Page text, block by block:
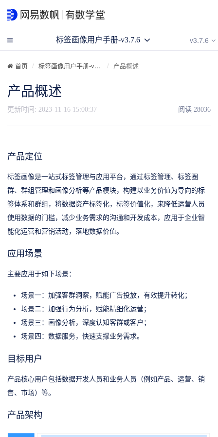
首页 标签画像用户手册-v3.7.6 产品概述
产品概述
更新时间: 2023-11-16 15:00:37 阅读 28036
产品定位
标签画像是一站式标签管理与应用平台，通过标签管理、标签圈
群、群组管理和画像分析等产品模块，构建以业务价值为导向的标
签体系和群组，将数据资产标签化，标签价值化，来降低运营人员
使用数据的门槛，减少业务需求的沟通和开发成本，应用于企业智
能化运营和营销活动，落地数据价值。
应用场景
主要应用于如下场景：
场景一：加强客群洞察，赋能广告投放，有效提升转化；
场景二：加强行为分析，赋能精细化运营；
场景三：画像分析，深度认知客群或客户；
场景四：数据服务，快速支撑业务需求。
目标用户
产品核心用户包括数据开发人员和业务人员（例如产品、运营、销
售、市场）等。
产品架构
标签画像用户手册-v3.7.6 v3.7.6